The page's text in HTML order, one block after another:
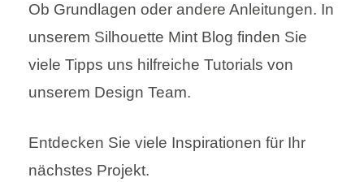
Ob Grundlagen oder andere Anleitungen. In
unserem Silhouette Mint Blog finden Sie
viele Tipps uns hilfreiche Tutorials von
unserem Design Team.
Entdecken Sie viele Inspirationen für Ihr
nächstes Projekt.